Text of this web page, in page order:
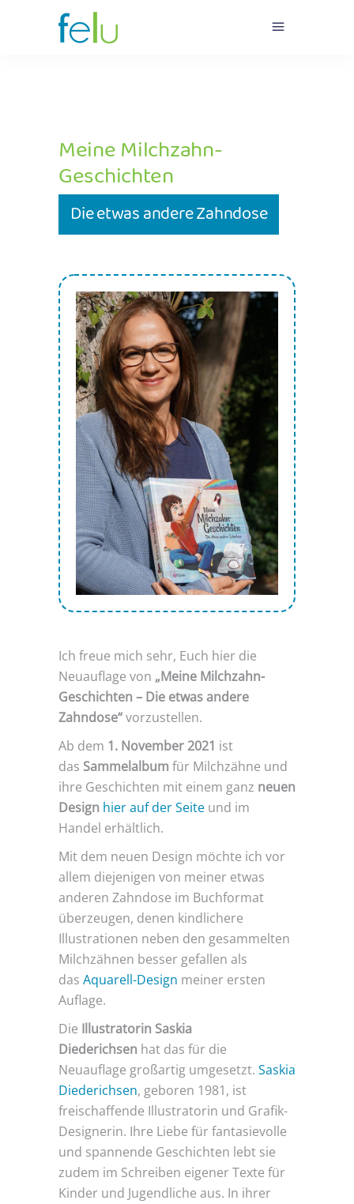
Meine Milchzahn-
Geschichten
Die etwas andere Zahndose
Ich freue mich sehr, Euch hier die
Neuauflage von „Meine Milchzahn-
Geschichten – Die etwas andere
Zahndose“vorzustellen.
Ab dem 1. November 2021 ist
das Sammelalbum für Milchzähne und
ihre Geschichten mit einem ganz neuen
Design hier auf der Seite und im
Handel erhältlich.
Mit dem neuen Design möchte ich vor
allem diejenigen von meiner etwas
anderen Zahndose im Buchformat
überzeugen, denen kindlichere
Illustrationen neben den gesammelten
Milchzähnen besser gefallen als
das Aquarell-Design meiner ersten
Auflage.
Die Illustratorin Saskia
Diederichsen hat das für die
Neuauflage großartig umgesetzt. Saskia
Diederichsen, geboren 1981, ist
freischaffende Illustratorin und Grafik-
Designerin. Ihre Liebe für fantasievolle
und spannende Geschichten lebt sie
zudem im Schreiben eigener Texte für
Kinder und Jugendliche aus. In ihrer